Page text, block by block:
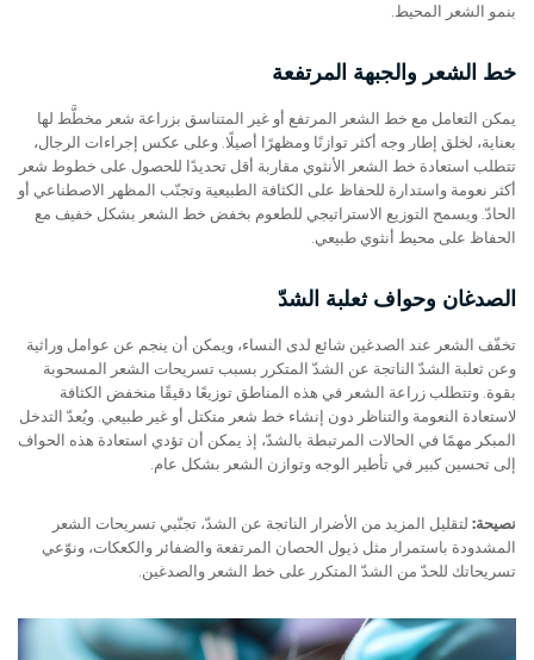
بنمو الشعر المحيط.
خط الشعر والجبهة المرتفعة
يمكن التعامل مع خط الشعر المرتفع أو غير المتناسق بزراعة شعر مخطَّط لها
بعناية، لخلق إطار وجه أكثر توازنًا ومظهرًا أصيلًا. وعلى عكس إجراءات الرجال،
تتطلب استعادة خط الشعر الأنثوي مقاربة أقل تحديدًا للحصول على خطوط شعر
أكثر نعومة واستدارة للحفاظ على الكثافة الطبيعية وتجنّب المظهر الاصطناعي أو
الحادّ. ويسمح التوزيع الاستراتيجي للطعوم بخفض خط الشعر بشكل خفيف مع
الحفاظ على محيط أنثوي طبيعي.
الصدغان وحواف ثعلبة الشدّ
تخفّف الشعر عند الصدغين شائع لدى النساء، ويمكن أن ينجم عن عوامل وراثية
وعن ثعلبة الشدّ الناتجة عن الشدّ المتكرر بسبب تسريحات الشعر المسحوبة
بقوة. وتتطلب زراعة الشعر في هذه المناطق توزيعًا دقيقًا منخفض الكثافة
لاستعادة النعومة والتناظر دون إنشاء خط شعر متكتل أو غير طبيعي. ويُعدّ التدخل
المبكر مهمًا في الحالات المرتبطة بالشدّ، إذ يمكن أن تؤدي استعادة هذه الحواف
إلى تحسين كبير في تأطير الوجه وتوازن الشعر بشكل عام.
نصيحة: لتقليل المزيد من الأضرار الناتجة عن الشدّ، تجنّبي تسريحات الشعر
المشدودة باستمرار مثل ذيول الحصان المرتفعة والضفائر والكعكات، ونوّعي
تسريحاتك للحدّ من الشدّ المتكرر على خط الشعر والصدغين.